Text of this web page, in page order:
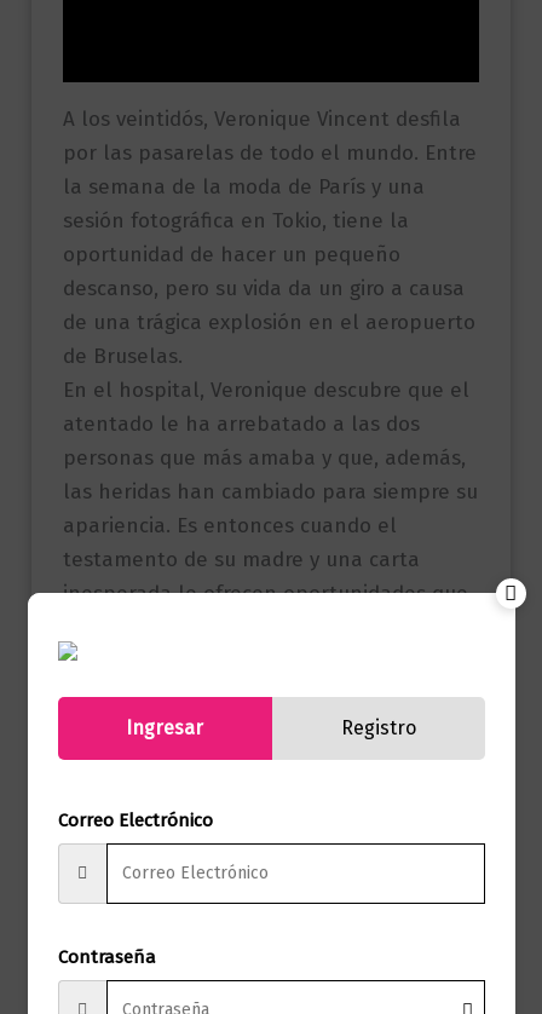
A los veintidós, Veronique Vincent desfila
por las pasarelas de todo el mundo. Entre
la semana de la moda de París y una
sesión fotográfica en Tokio, tiene la
oportunidad de hacer un pequeño
descanso, pero su vida da un giro a causa
de una trágica explosión en el aeropuerto
de Bruselas.
En el hospital, Veronique descubre que el
atentado le ha arrebatado a las dos
personas que más amaba y que, además,
las heridas han cambiado para siempre su
apariencia. Es entonces cuando el
testamento de su madre y una carta
inesperada le ofrecen oportunidades que
Poco a poco, forja nuevos vínculos y
revisita los antiguos, encuentra paz en
ayudar a los demás y redefine lo que es
realmente la belleza.
Productos relacionados
Novela Romántica
Ingresar Registro
Correo Electrónico
Contraseña